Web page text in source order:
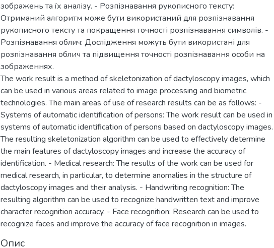
зображень та їх аналізу. - Розпізнавання рукописного тексту:
Отриманий алгоритм може бути використаний для розпізнавання
рукописного тексту та покращення точності розпізнавання символів. -
Розпізнавання облич: Дослідження можуть бути використані для
розпізнавання облич та підвищення точності розпізнавання особи на
зображеннях.
The work result is a method of skeletonization of dactyloscopy images, which
can be used in various areas related to image processing and biometric
technologies. The main areas of use of research results can be as follows: -
Systems of automatic identification of persons: The work result can be used in
systems of automatic identification of persons based on dactyloscopy images.
The resulting skeletonization algorithm can be used to effectively determine
the main features of dactyloscopy images and increase the accuracy of
identification. - Medical research: The results of the work can be used for
medical research, in particular, to determine anomalies in the structure of
dactyloscopy images and their analysis. - Handwriting recognition: The
resulting algorithm can be used to recognize handwritten text and improve
character recognition accuracy. - Face recognition: Research can be used to
recognize faces and improve the accuracy of face recognition in images.
Опис